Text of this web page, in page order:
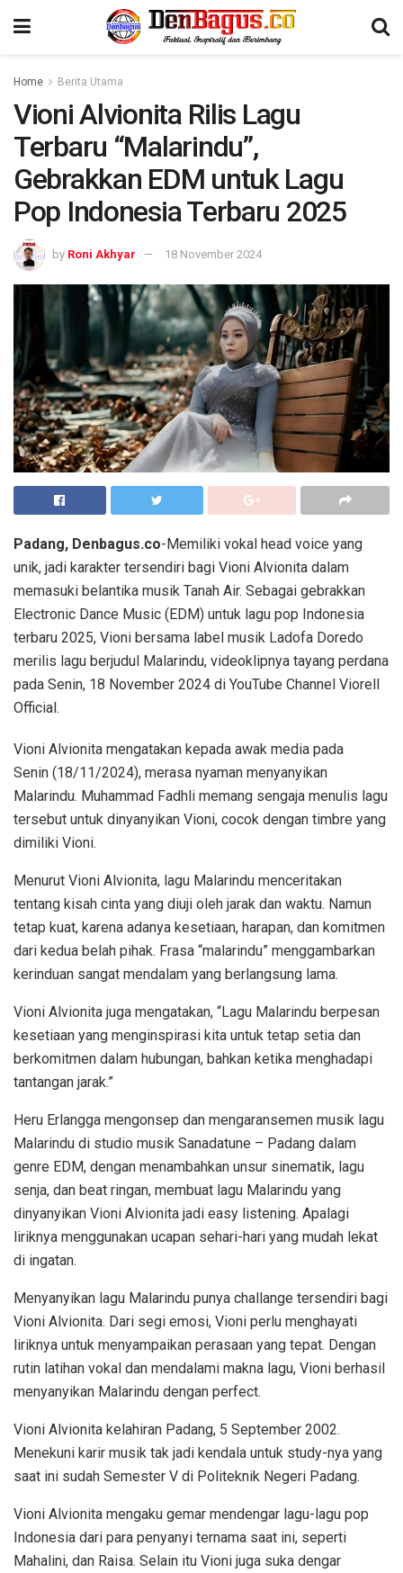
Home Berita Utama
Vioni Alvionita Rilis Lagu
Terbaru “Malarindu”,
Gebrakkan EDM untuk Lagu
Pop Indonesia Terbaru 2025
by Roni Akhyar 18 November 2024
Padang, Denbagus.co-Memiliki vokal head voice yang
unik, jadi karakter tersendiri bagi Vioni Alvionita dalam
memasuki belantika musik Tanah Air. Sebagai gebrakkan
Electronic Dance Music (EDM) untuk lagu pop Indonesia
terbaru 2025, Vioni bersama label musik Ladofa Doredo
merilis lagu berjudul Malarindu, videoklipnya tayang perdana
pada Senin, 18 November 2024 di YouTube Channel Viorell
Official.
Vioni Alvionita mengatakan kepada awak media pada
Senin (18/11/2024), merasa nyaman menyanyikan
Malarindu. Muhammad Fadhli memang sengaja menulis lagu
tersebut untuk dinyanyikan Vioni, cocok dengan timbre yang
dimiliki Vioni.
Menurut Vioni Alvionita, lagu Malarindu menceritakan
tentang kisah cinta yang diuji oleh jarak dan waktu. Namun
tetap kuat, karena adanya kesetiaan, harapan, dan komitmen
dari kedua belah pihak. Frasa “malarindu” menggambarkan
kerinduan sangat mendalam yang berlangsung lama.
Vioni Alvionita juga mengatakan, “Lagu Malarindu berpesan
kesetiaan yang menginspirasi kita untuk tetap setia dan
berkomitmen dalam hubungan, bahkan ketika menghadapi
tantangan jarak.”
Heru Erlangga mengonsep dan mengaransemen musik lagu
Malarindu di studio musik Sanadatune – Padang dalam
genre EDM, dengan menambahkan unsur sinematik, lagu
senja, dan beat ringan, membuat lagu Malarindu yang
dinyanyikan Vioni Alvionita jadi easy listening. Apalagi
liriknya menggunakan ucapan sehari-hari yang mudah lekat
di ingatan.
Menyanyikan lagu Malarindu punya challange tersendiri bagi
Vioni Alvionita. Dari segi emosi, Vioni perlu menghayati
liriknya untuk menyampaikan perasaan yang tepat. Dengan
rutin latihan vokal dan mendalami makna lagu, Vioni berhasil
menyanyikan Malarindu dengan perfect.
Vioni Alvionita kelahiran Padang, 5 September 2002.
Menekuni karir musik tak jadi kendala untuk study-nya yang
saat ini sudah Semester V di Politeknik Negeri Padang.
Vioni Alvionita mengaku gemar mendengar lagu-lagu pop
Indonesia dari para penyanyi ternama saat ini, seperti
Mahalini, dan Raisa. Selain itu Vioni juga suka dengar